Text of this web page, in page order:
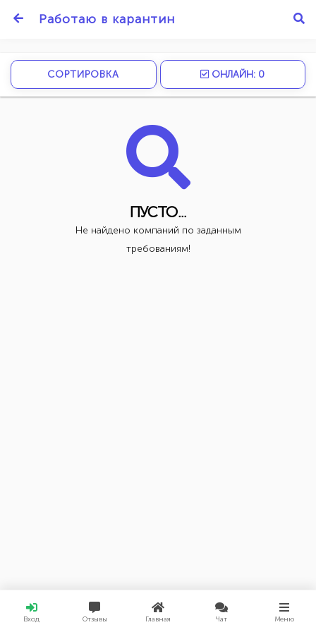
Работаю в карантин
Вход Отзывы Главная Чат Меню
СОРТИРОВКА ОНЛАЙН: 0
ПУСТО...
Не найдено компаний по заданным
требованиям!